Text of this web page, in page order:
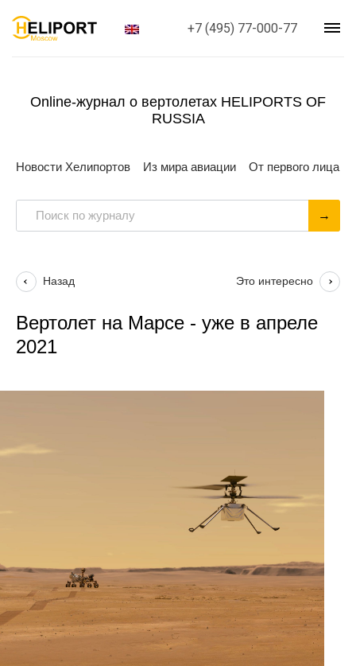
+7 (495) 77-000-77
Online-журнал о вертолетах HELIPORTS OF
RUSSIA
Новости Хелипортов Из мира авиации От первого лица
Назад Это интересно
Вертолет на Марсе - уже в апреле
2021